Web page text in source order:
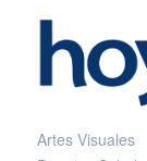
Artes Visuales